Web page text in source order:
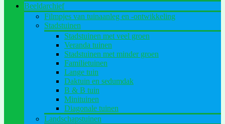
Beeldarchief
Filmpjes van tuinaanleg en -ontwikkeling
Stadstuinen
Stadstuinen met veel groen
Veranda tuinen
Stadstuinen met minder groen
Familietuinen
Lange tuin
Daktuin en sedumdak
B & B tuin
Minituinen
Diagonale tuinen
Landschapstuinen